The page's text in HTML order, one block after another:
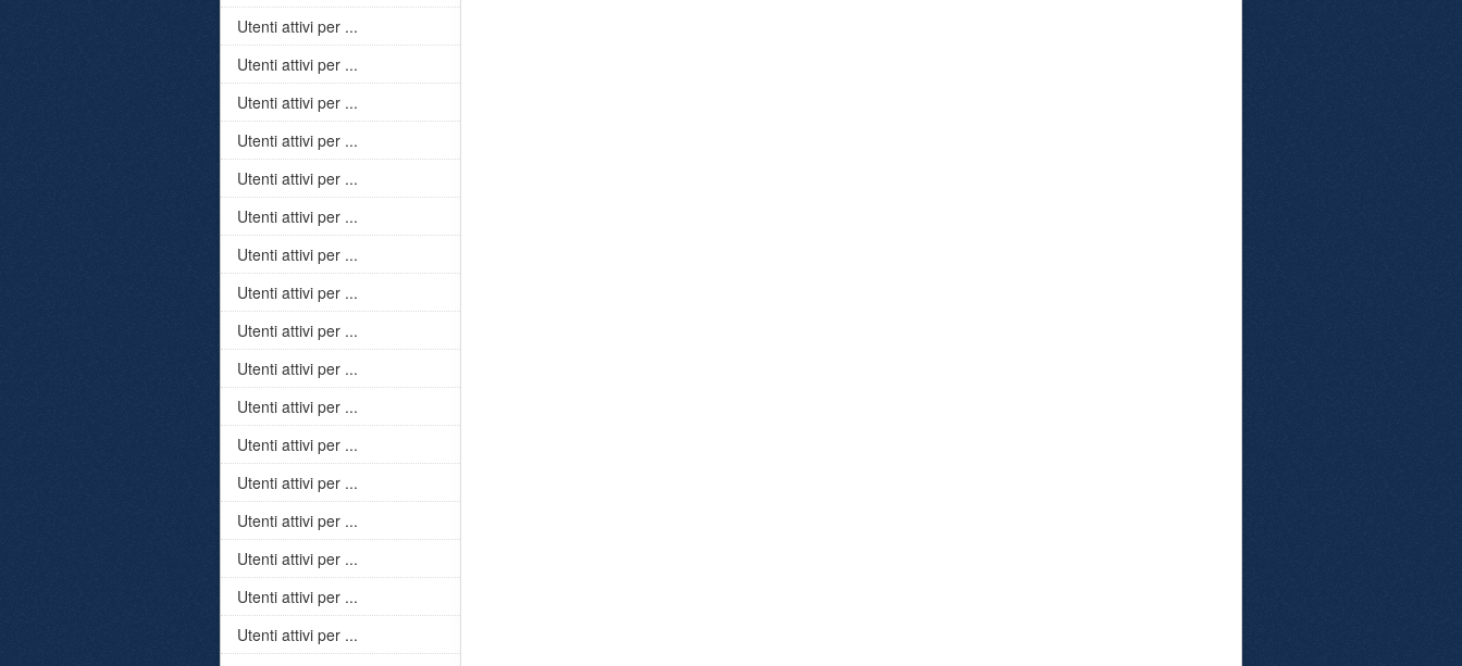
Utenti attivi per ...
Utenti attivi per ...
Utenti attivi per ...
Utenti attivi per ...
Utenti attivi per ...
Utenti attivi per ...
Utenti attivi per ...
Utenti attivi per ...
Utenti attivi per ...
Utenti attivi per ...
Utenti attivi per ...
Utenti attivi per ...
Utenti attivi per ...
Utenti attivi per ...
Utenti attivi per ...
Utenti attivi per ...
Utenti attivi per ...